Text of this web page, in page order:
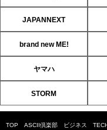
JAPANNEXT
brand new ME!
ヤマハ
STORM
TOP ASCII倶楽部 ビジネス